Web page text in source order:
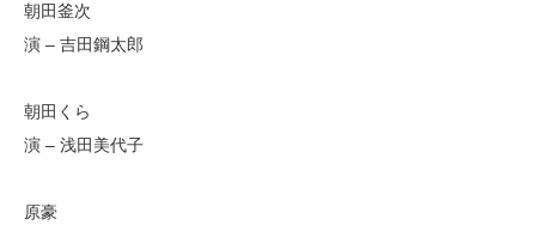
朝田釜次
演 – 吉田鋼太郎
朝田くら
演 – 浅田美代子
原豪